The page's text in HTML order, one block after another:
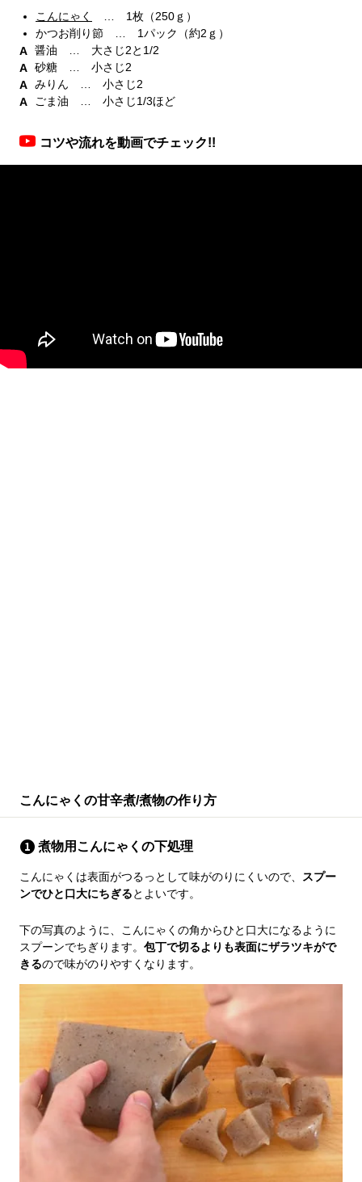
こんにゃく
… 1枚（250ｇ）
かつお削り節 … 1パック（約2ｇ）
醤油 … 大さじ2と1/2
砂糖 … 小さじ2
みりん … 小さじ2
ごま油 … 小さじ1/3ほど
コツや流れを動画でチェック!!
こんにゃくの甘辛煮/煮物の作り方
煮物用こんにゃくの下処理
こんにゃくは表面がつるっとして味がのりにくいので、
スプー
ンでひと口大にちぎるとよいです。
下の写真のように、こんにゃくの角からひと口大になるように
スプーンでちぎります。 包丁で切るよりも表面にザラツキがで
きるので味がのりやすくなります。